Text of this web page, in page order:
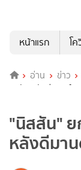
หน้าแรก
โ
อ่าน ข่าว
สหรัฐ หลังดีมานด์ฮวบ
"นิสสัน" ย
หลังดีมา